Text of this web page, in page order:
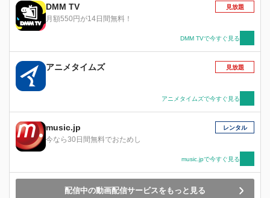
DMM TV
月額550円が14日間無料！
見放題
DMM TVで今すぐ見る
アニメタイムズ 見放題
アニメタイムズで今すぐ見る
music.jp
今なら30日間無料でおためし
レンタル
music.jpで今すぐ見る
配信中の動画配信サービスをもっと見る